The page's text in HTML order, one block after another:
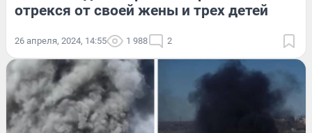
отрекся от своей жены и трех детей
26 апреля, 2024, 14:55 1 988 2